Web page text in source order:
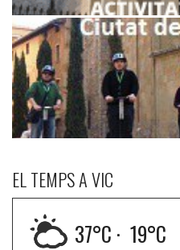
EL TEMPS A VIC
37°C · 19°C